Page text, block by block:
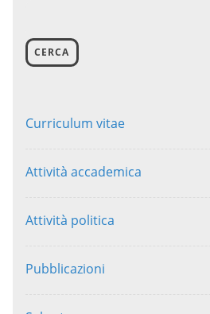
CERCA
Curriculum vitae
Attività accademica
Attività politica
Pubblicazioni